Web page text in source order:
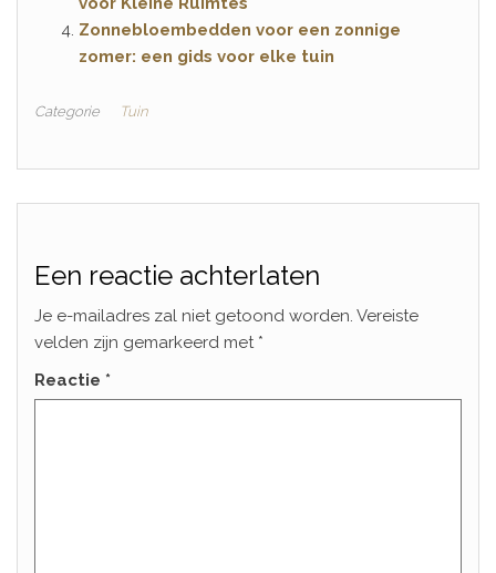
Zonnebloembedden voor een zonnige
zomer: een gids voor elke tuin
Categorie Tuin
Een reactie achterlaten
Je e-mailadres zal niet getoond worden. Vereiste
velden zijn gemarkeerd met *
Reactie *